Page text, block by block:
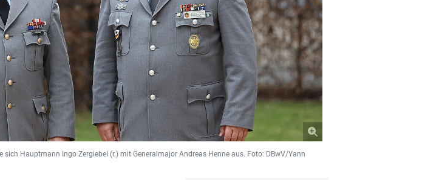
sich Hauptmann Ingo Zergiebel (r.) mit Generalmajor Andreas Henne aus. Foto: DBwV/Yann